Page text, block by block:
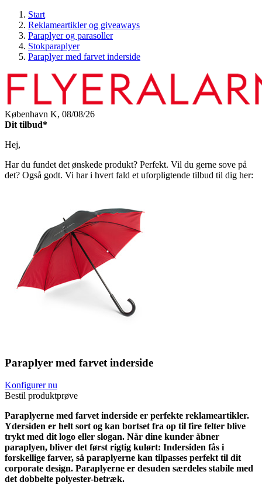
Start
Reklameartikler og giveaways
Paraplyer og parasoller
Stokparaplyer
Paraplyer med farvet inderside
København K, 08/08/26
Dit tilbud*
Hej,
Har du fundet det ønskede produkt? Perfekt. Vil du gerne sove på
det? Også godt. Vi har i hvert fald et uforpligtende tilbud til dig her:
Paraplyer med farvet inderside
Konfigurer nu
Bestil produktprøve
Paraplyerne med farvet inderside er perfekte reklameartikler.
Ydersiden er helt sort og kan bortset fra op til fire felter blive
trykt med dit logo eller slogan. Når dine kunder åbner
paraplyen, bliver det først rigtig kulørt: Indersiden fås i
forskellige farver, så paraplyerne kan tilpasses perfekt til dit
corporate design. Paraplyerne er desuden særdeles stabile med
det dobbelte polyester-betræk.